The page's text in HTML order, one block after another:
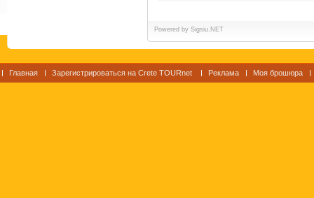
Powered by Sigsiu.NET
Главная Зарегистрироваться на Crete TOURnet Реклама Моя брошюра